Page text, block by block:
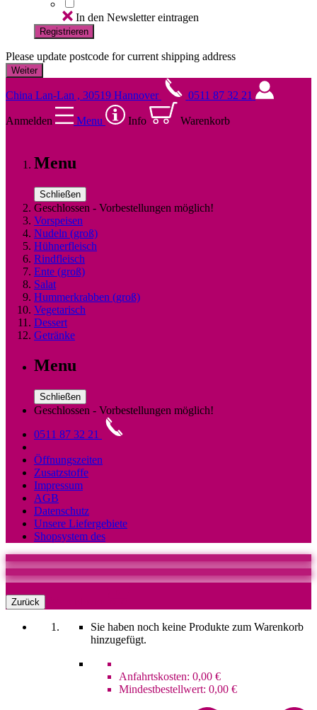
In den Newsletter eintragen
Registrieren
Please update postcode for current shipping address
China Lan-Lan , 30519 Hannover 0511 87 32 21
Anmelden Menu Info Warenkorb
Menu
Schließen
Geschlossen - Vorbestellungen möglich!
Vorspeisen
Nudeln (groß)
Hühnerfleisch
Rindfleisch
Ente (groß)
Salat
Hummerkrabben (groß)
Vegetarisch
Dessert
Getränke
Menu
Schließen
Geschlossen - Vorbestellungen möglich!
0511 87 32 21
Öffnungszeiten
Zusatzstoffe
Impressum
AGB
Datenschutz
Unsere Liefergebiete
Shopsystem des
Zurück
Sie haben noch keine Produkte zum Warenkorb
hinzugefügt.
Anfahrtskosten: 0,00 €
Mindestbestellwert: 0,00 €